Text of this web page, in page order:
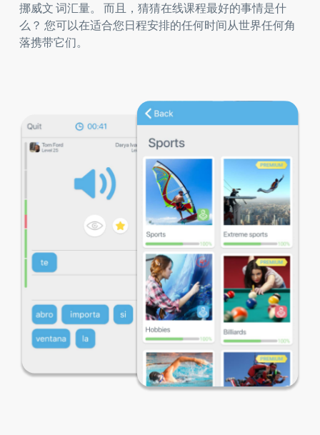
挪威文 词汇量。 而且，猜猜在线课程最好的事情是什
么？ 您可以在适合您日程安排的任何时间从世界任何角
落携带它们。